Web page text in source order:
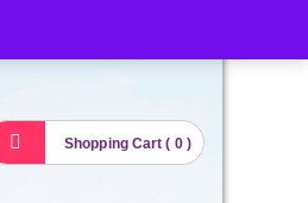
Shopping Cart ( 0 )